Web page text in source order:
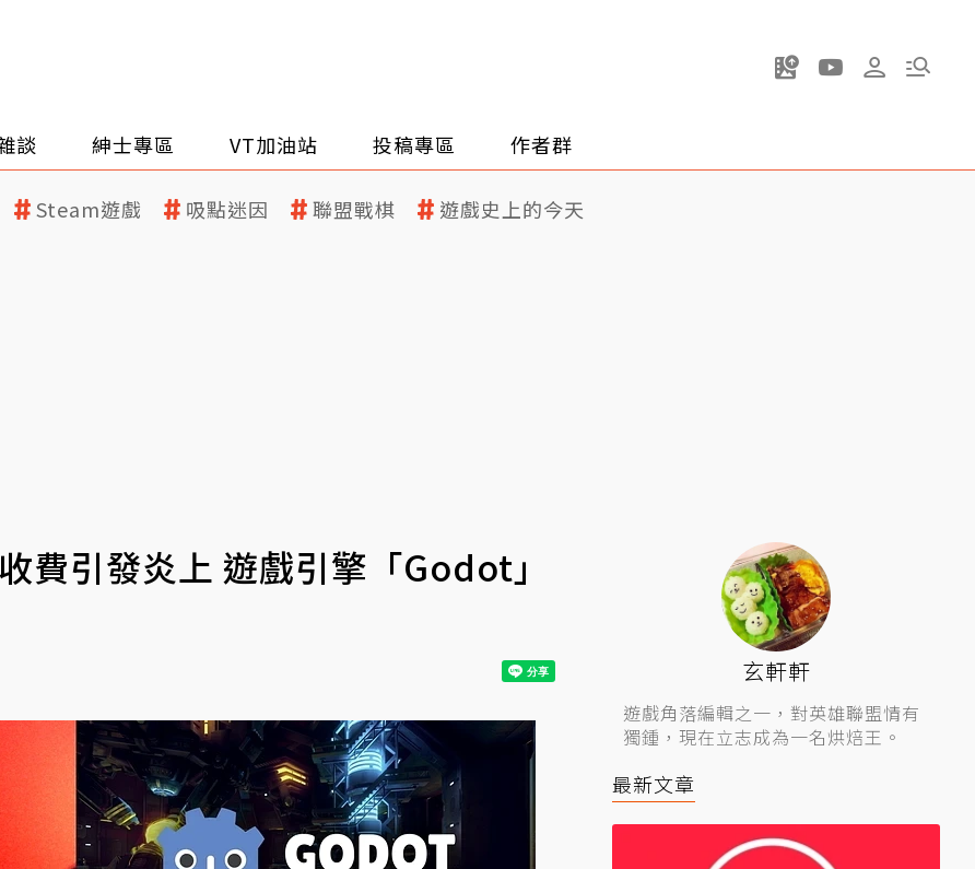
談 紳士專區 VT加油站 投稿專區 作者群
Steam遊戲 吸點迷因 聯盟戰棋 遊戲史上的今天
引發炎上 遊戲引擎「Godot」
玄軒軒
遊戲角落編輯之一，對英雄聯盟情有
獨鍾，現在立志成為一名烘焙王。
最新文章